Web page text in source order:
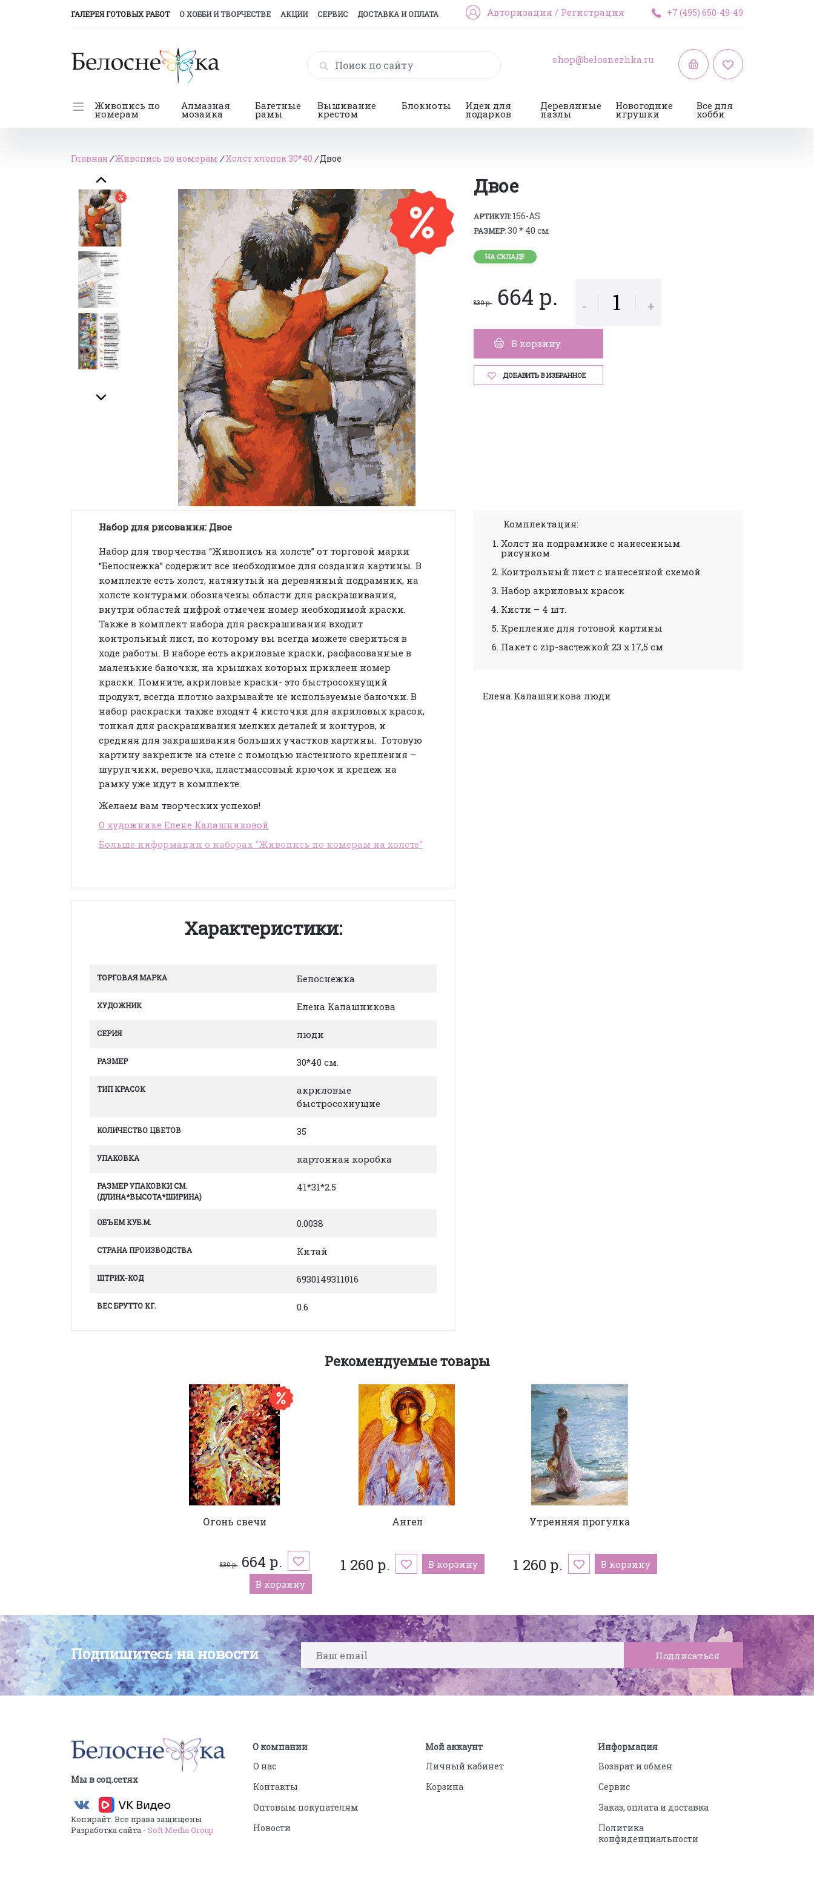
ГАЛЕРЕЯ ГОТОВЫХ РАБОТ(CURRENT)
О ХОББИ И ТВОРЧЕСТВЕ АКЦИИ СЕРВИС ДОСТАВКА И ОПЛАТА Авторизация / Регистрация +7 (495) 650-49-49
shop@belosnezhka.ru
Живопись по
номерам
Алмазная
мозаика
Багетные
рамы
Вышивание
крестом
Блокноты Идеи для
подарков
Деревянные
пазлы
Новогодние
игрушки
Все для
хобби
Главная /Живопись по номерам /Холст хлопок 30*40 /Двое
Двое
АРТИКУЛ:156-AS
РАЗМЕР:30 * 40 см
НА СКЛАДЕ
830 р. 664 р. - +
В корзину
ДОБАВИТЬ В ИЗБРАННОЕ
Набор для рисования: Двое
Набор для творчества “Живопись на холсте” от торговой марки
“Белоснежка” содержит все необходимое для создания картины. В
комплекте есть холст, натянутый на деревянный подрамник, на
холсте контурами обозначены области для раскрашивания,
внутри областей цифрой отмечен номер необходимой краски.
Также в комплект набора для раскрашивания входит
контрольный лист, по которому вы всегда можете свериться в
ходе работы. В наборе есть акриловые краски, расфасованные в
маленькие баночки, на крышках которых приклеен номер
краски. Помните, акриловые краски- это быстросохнущий
продукт, всегда плотно закрывайте не используемые баночки. В
набор раскраски также входят 4 кисточки для акриловых красок,
тонкая для раскрашивания мелких деталей и контуров, и
средняя для закрашивания больших участков картины. Готовую
картину закрепите на стене с помощью настенного крепления –
шурупчики, веревочка, пластмассовый крючок и крепеж на
рамку уже идут в комплекте.
Желаем вам творческих успехов!
О художнике Елене Калашниковой
Больше информации о наборах "Живопись по номерам на холсте"
Характеристики:
ТОРГОВАЯ МАРКА Белоснежка
ХУДОЖНИК Елена Калашникова
СЕРИЯ люди
РАЗМЕР 30*40 см.
ТИП КРАСОК
акриловые
быстросохнущие
КОЛИЧЕСТВО ЦВЕТОВ 35
УПАКОВКА картонная коробка
РАЗМЕР УПАКОВКИ СМ.
(ДЛИНА*ВЫСОТА*ШИРИНА)
41*31*2.5
ОБЪЕМ КУБ.М. 0.0038
СТРАНА ПРОИЗВОДСТВА Китай
ШТРИХ-КОД 6930149311016
ВЕС БРУТТО КГ. 0.6
Комплектация:
Холст на подрамнике с нанесенным
рисунком
Контрольный лист с нанесенной схемой
Набор акриловых красок
Кисти – 4 шт.
Крепление для готовой картины
Пакет с zip-застежкой 23 х 17,5 см
Елена Калашникова люди
Рекомендуемые товары
Огонь свечи
830 р.664 р.
В корзину
Ангел
1 260 р. В корзину
Утренняя прогулка
1 260 р. В корзину
Подпишитесь на новости
Мы в соц.сетях
Копирайт. Все права защищены
Разработка сайта - Soft Media Group
О компании
О нас
Контакты
Оптовым покупателям
Новости
Мой аккаунт
Личный кабинет
Корзина
Информация
Возврат и обмен
Сервис
Заказ, оплата и доставка
Политика
конфиденциальности